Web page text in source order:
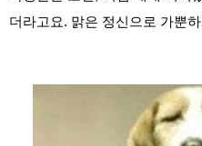
더라고요. 맑은 정신으로 가뿐